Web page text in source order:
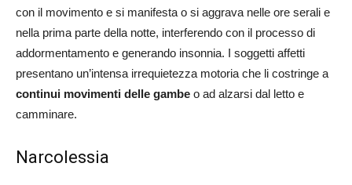
con il movimento e si manifesta o si aggrava nelle ore serali e
nella prima parte della notte, interferendo con il processo di
addormentamento e generando insonnia. I soggetti affetti
presentano un’intensa irrequietezza motoria che li costringe a
continui movimenti delle gambe o ad alzarsi dal letto e
camminare.
Narcolessia